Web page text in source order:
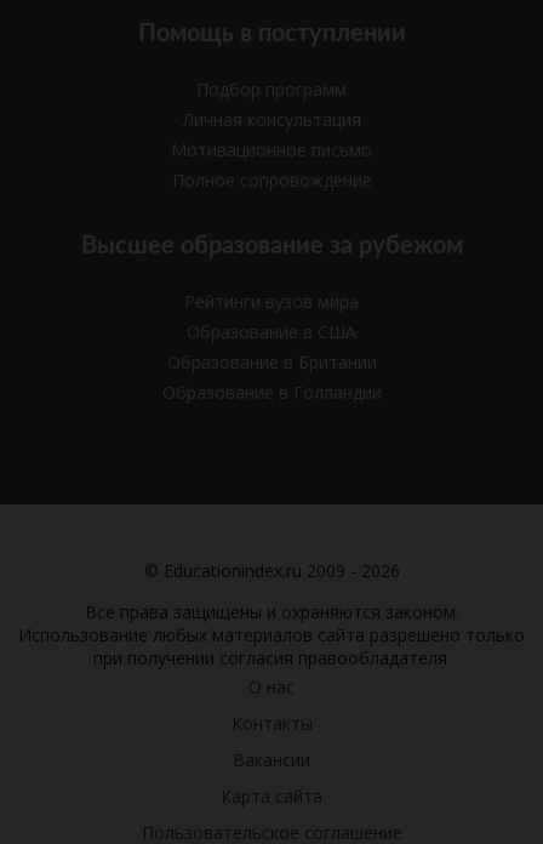
Помощь в поступлении
Подбор программ
Личная консультация
Мотивационное письмо
Полное сопровождение
Высшее образование за рубежом
Рейтинги вузов мира
Образование в США
Образование в Британии
Образование в Голландии
© Educationindex.ru 2009 - 2026
Все права защищены и охраняются законом.
Использование любых материалов сайта разрешено только
при получении согласия правообладателя.
О нас
Контакты
Вакансии
Карта сайта
Пользовательское соглашение